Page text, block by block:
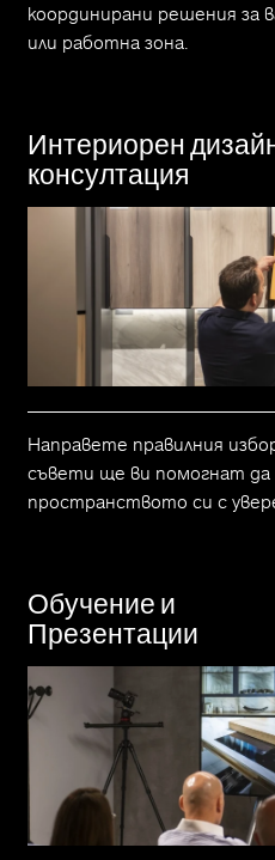
координирани решения за
или работна зона.
Интериорен
консултация
Направете правилния
съвети ще ви помогнат да
пространството си с
Обучение и
Презентации